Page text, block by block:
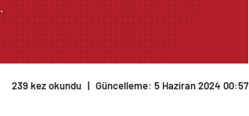
239 kez okundu | Güncelleme: 5 Haziran 2024 00:57